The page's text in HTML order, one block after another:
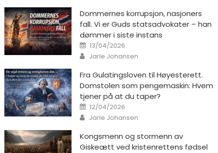
Dommernes korrupsjon, nasjoners
fall. Vi er Guds statsadvokater – han
dømmer i siste instans
Posted on
13/04/2026
Author
Jarle Johansen
Fra Gulatingsloven til Høyesterett.
Domstolen som pengemaskin: Hvem
tjener på at du taper?
Posted on
12/04/2026
Author
Jarle Johansen
Kongsmenn og stormenn av
Giskeætt ved kristenrettens fødsel